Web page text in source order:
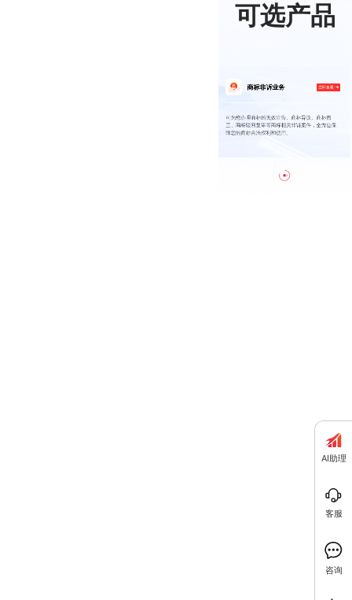
可选产品
商标非诉业务 立即查看
可为您办理商标的无效宣告、商标异议、商标撤
三、商标驳回复审等商标相关非诉案件，全方位保
障您的商标合法权利和使用。
AI助理
客服
咨询